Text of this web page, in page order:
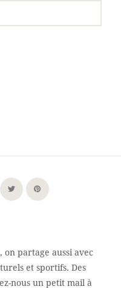
on partage aussi avec
et sportifs. Des
nous un petit mail à